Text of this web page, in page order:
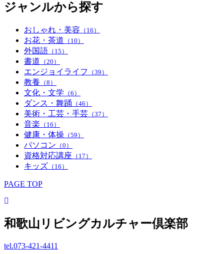
ジャンルから探す
おしゃれ・美容 （16）
お花・茶道 （10）
外国語 （15）
書道 （20）
エンジョイライフ （39）
教養 （8）
文化・文学 （6）
ダンス・舞踊 （46）
美術・工芸・手芸 （37）
音楽 （16）
健康・体操 （59）
パソコン （0）
資格対応講座 （17）
キッズ （16）
PAGE TOP
和歌山リビングカルチャー倶楽部
tel.073-421-4411